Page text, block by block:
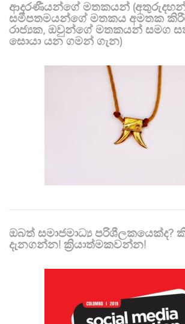
ආදරණීයන්ගේ මතකයන්
සමීපතමයන්ගේ මතකය අමතක
රාජ්‍යක, ඔවුන්ගේ මතකයන් සමග
සොයා යන ගමන් ගැන)
ඔබත් සමාජමාධ්‍ය පරිශීලකයෙක්ද?
දැනගන්න! ක්‍රියාත්මකවන්න!